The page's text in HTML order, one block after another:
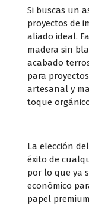
Si buscas un
proyectos de
aliado ideal.
madera sin
acabado
para
artesanal y
toque
La elección
éxito de
por lo que ya
económico
papel